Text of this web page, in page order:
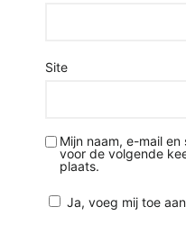
Site
Mijn naam, e-mail
voor de volgende
plaats.
Ja, voeg mij toe